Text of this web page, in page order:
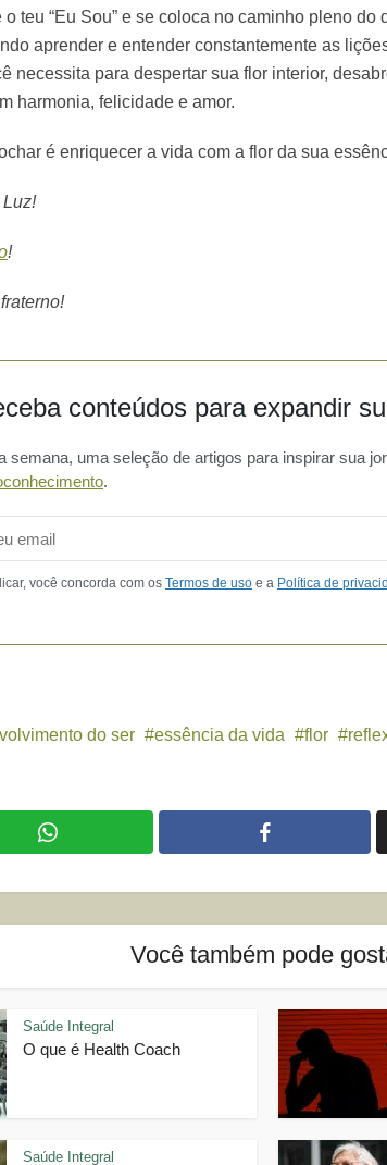
o teu “Eu Sou” e se coloca no caminho pleno do
aprender e entender constantemente as
necessita para despertar sua flor interior,
harmonia, felicidade e amor.
é enriquecer a vida com a flor da sua
!
conteúdos para expandir
semana, uma seleção de artigos para inspirar sua
.
você concorda com os Termos de uso e a Política de
do ser essência da vida flor
Você também pode
Saúde Integral
O que é Health Coach
Saúde Integral